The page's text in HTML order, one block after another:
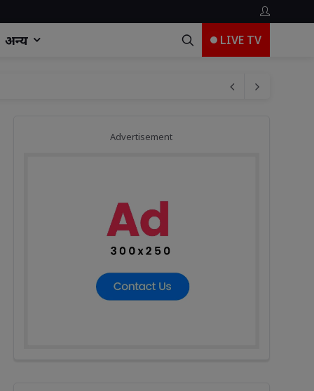
अन्य LIVE TV
उच्चाधिकारियों के न मिलने पर लगाई मुख्यमंत्री से गुहार
Advertisement